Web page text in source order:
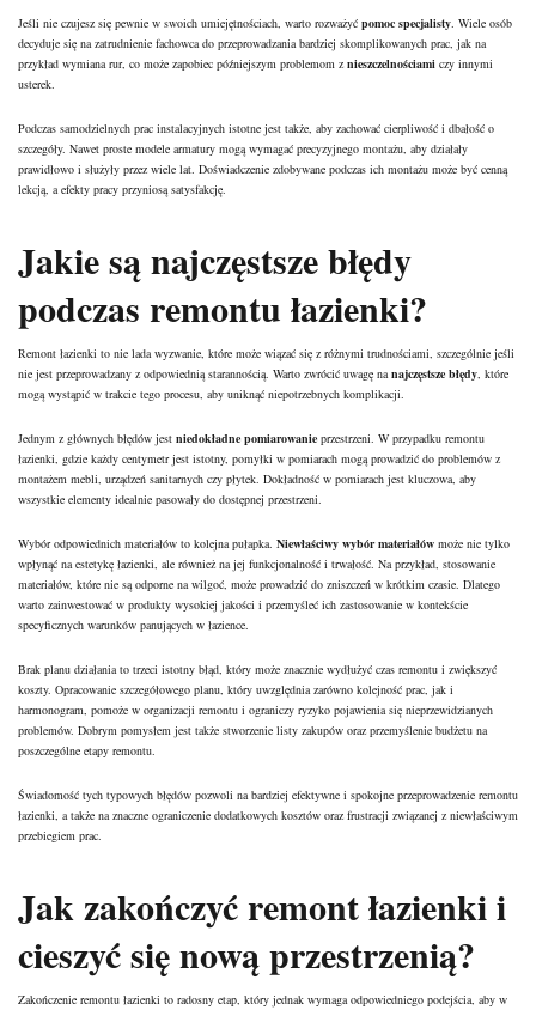
Jeśli nie czujesz się pewnie w swoich umiejętnościach, warto rozważyć pomoc specjalisty. Wiele osób
decyduje się na zatrudnienie fachowca do przeprowadzania bardziej skomplikowanych prac, jak na
przykład wymiana rur, co może zapobiec późniejszym problemom z nieszczelnościami czy innymi
usterek.
Podczas samodzielnych prac instalacyjnych istotne jest także, aby zachować cierpliwość i dbałość o
szczegóły. Nawet proste modele armatury mogą wymagać precyzyjnego montażu, aby działały
prawidłowo i służyły przez wiele lat. Doświadczenie zdobywane podczas ich montażu może być cenną
lekcją, a efekty pracy przyniosą satysfakcję.
Jakie są najczęstsze błędy
podczas remontu łazienki?
Remont łazienki to nie lada wyzwanie, które może wiązać się z różnymi trudnościami, szczególnie jeśli
nie jest przeprowadzany z odpowiednią starannością. Warto zwrócić uwagę nanajczęstsze błędy, które
mogą wystąpić w trakcie tego procesu, aby uniknąć niepotrzebnych komplikacji.
Jednym z głównych błędów jest niedokładne pomiarowanie przestrzeni. W przypadku remontu
łazienki, gdzie każdy centymetr jest istotny, pomyłki w pomiarach mogą prowadzić do problemów z
montażem mebli, urządzeń sanitarnych czy płytek. Dokładność w pomiarach jest kluczowa, aby
wszystkie elementy idealnie pasowały do dostępnej przestrzeni.
Wybór odpowiednich materiałów to kolejna pułapka. Niewłaściwy wybór materiałów może nie tylko
wpłynąć na estetykę łazienki, ale również na jej funkcjonalność i trwałość. Na przykład, stosowanie
materiałów, które nie są odporne na wilgoć, może prowadzić do zniszczeń w krótkim czasie. Dlatego
warto zainwestować w produkty wysokiej jakości i przemyśleć ich zastosowanie w kontekście
specyficznych warunków panujących w łazience.
Brak planu działania to trzeci istotny błąd, który może znacznie wydłużyć czas remontu i zwiększyć
koszty. Opracowanie szczegółowego planu, który uwzględnia zarówno kolejność prac, jak i
harmonogram, pomoże w organizacji remontu i ograniczy ryzyko pojawienia się nieprzewidzianych
problemów. Dobrym pomysłem jest także stworzenie listy zakupów oraz przemyślenie budżetu na
poszczególne etapy remontu.
Świadomość tych typowych błędów pozwoli na bardziej efektywne i spokojne przeprowadzenie remontu
łazienki, a także na znaczne ograniczenie dodatkowych kosztów oraz frustracji związanej z niewłaściwym
przebiegiem prac.
Jak zakończyć remont łazienki i
cieszyć się nową przestrzenią?
Zakończenie remontu łazienki to radosny etap, który jednak wymaga odpowiedniego podejścia, aby w